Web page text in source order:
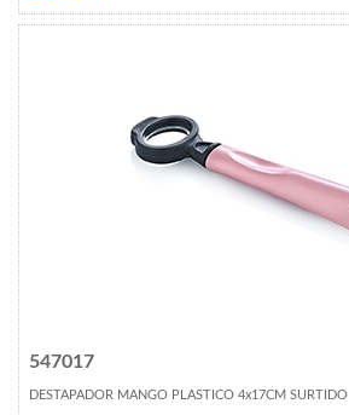
547017
DESTAPADOR MANGO PLASTICO 4x17CM SURTIDO